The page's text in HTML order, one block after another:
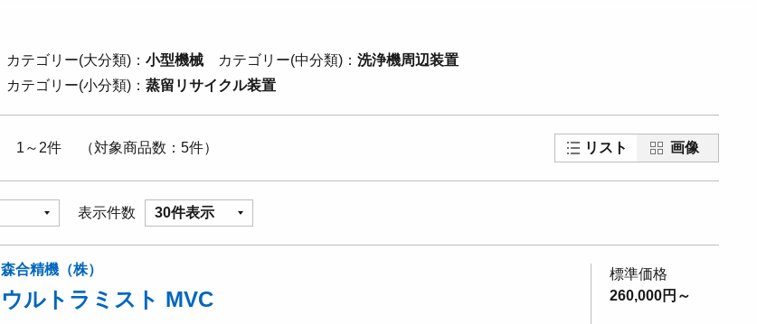
カテゴリー(大分類) 小型機械 カテゴリー(中分類)
洗浄機周辺装置
カテゴリー(小分類)
蒸留リサイクル装置
1～2件 対象商品数 5件 リスト 画像
表示件数 30件表示
森合精機（株）
ウルトラミスト MVC
標準価格
260,000円～